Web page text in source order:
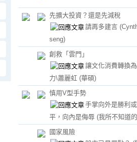
先擴大投資？還是先減稅
請再多建言
seng)
創救「雲門」
讓文化消費轉換
力\蕭麗虹 (華碩)
慎用V型手勢
手掌向外是勝利
平，向內是侮辱 (我所不知道
國家風險